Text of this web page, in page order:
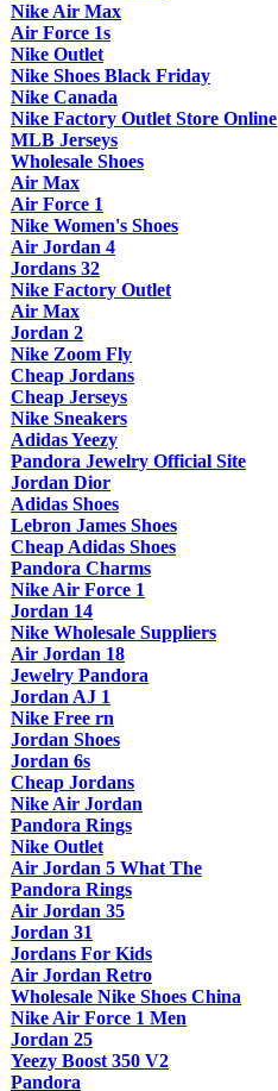
Nike Air Max
Air Force 1s
Nike Outlet
Nike Shoes Black Friday
Nike Canada
Nike Factory Outlet Store Online
MLB Jerseys
Wholesale Shoes
Air Max
Air Force 1
Nike Women's Shoes
Air Jordan 4
Jordans 32
Nike Factory Outlet
Air Max
Jordan 2
Nike Zoom Fly
Cheap Jordans
Cheap Jerseys
Nike Sneakers
Adidas Yeezy
Pandora Jewelry Official Site
Jordan Dior
Adidas Shoes
Lebron James Shoes
Cheap Adidas Shoes
Pandora Charms
Nike Air Force 1
Jordan 14
Nike Wholesale Suppliers
Air Jordan 18
Jewelry Pandora
Jordan AJ 1
Nike Free rn
Jordan Shoes
Jordan 6s
Cheap Jordans
Nike Air Jordan
Pandora Rings
Nike Outlet
Air Jordan 5 What The
Pandora Rings
Air Jordan 35
Jordan 31
Jordans For Kids
Air Jordan Retro
Wholesale Nike Shoes China
Nike Air Force 1 Men
Jordan 25
Yeezy Boost 350 V2
Pandora